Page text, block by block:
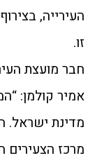
העירייה,
זו.
חבר מועצת
אמיר קולמן:
מדינת ישראל.
מרכז הצעירים